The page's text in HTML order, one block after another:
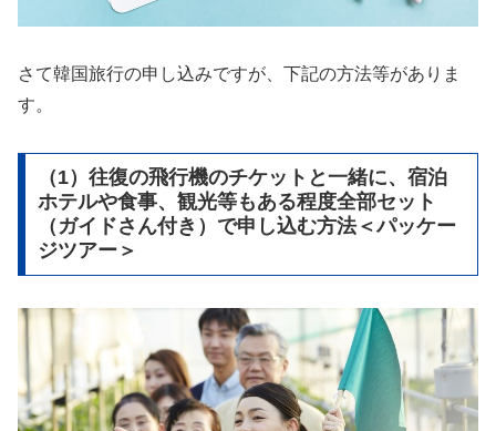
さて韓国旅行の申し込みですが、下記の方法等がありま
す。
（1）往復の飛行機のチケットと一緒に、宿泊
ホテルや食事、観光等もある程度全部セット
（ガイドさん付き）で申し込む方法＜パッケー
ジツアー＞